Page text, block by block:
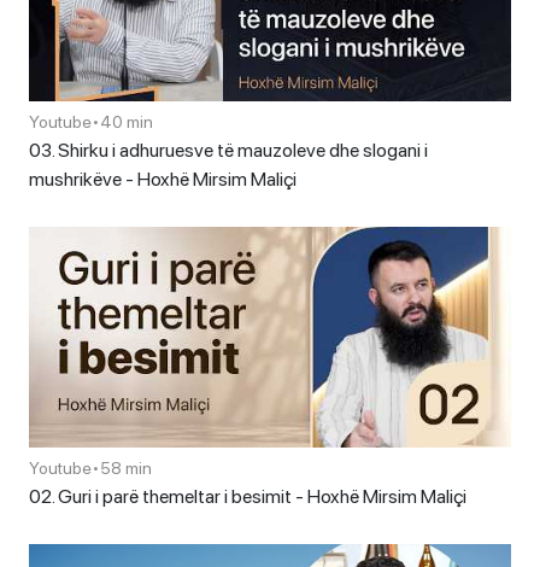
Youtube•40 min
03. Shirku i adhuruesve të mauzoleve dhe slogani i
mushrikëve - Hoxhë Mirsim Maliçi
Youtube•58 min
02. Guri i parë themeltar i besimit - Hoxhë Mirsim Maliçi